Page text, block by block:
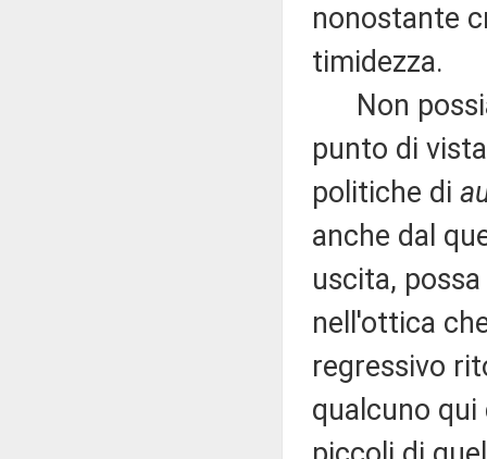
nonostante
timidezza.
Non
punto di
politiche di
anche dal
uscita,
nell'ottica
regressivo
qualcuno qui